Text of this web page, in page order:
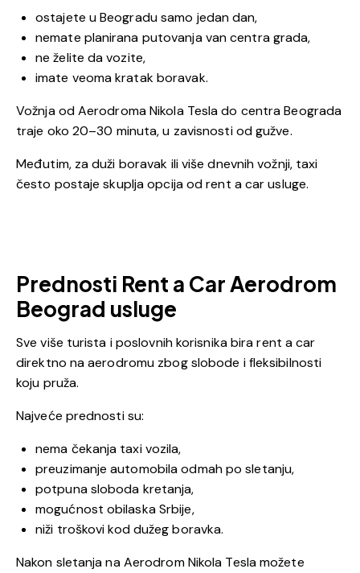
ostajete u Beogradu samo jedan dan,
nemate planirana putovanja van centra grada,
ne želite da vozite,
imate veoma kratak boravak.
Vožnja od Aerodroma Nikola Tesla do centra Beograda
traje oko 20–30 minuta, u zavisnosti od gužve.
Međutim, za duži boravak ili više dnevnih vožnji, taxi
često postaje skuplja opcija od rent a car usluge.
Prednosti Rent a Car Aerodrom
Beograd usluge
Sve više turista i poslovnih korisnika bira rent a car
direktno na aerodromu zbog slobode i fleksibilnosti
koju pruža.
Najveće prednosti su:
nema čekanja taxi vozila,
preuzimanje automobila odmah po sletanju,
potpuna sloboda kretanja,
mogućnost obilaska Srbije,
niži troškovi kod dužeg boravka.
Nakon sletanja na Aerodrom Nikola Tesla možete